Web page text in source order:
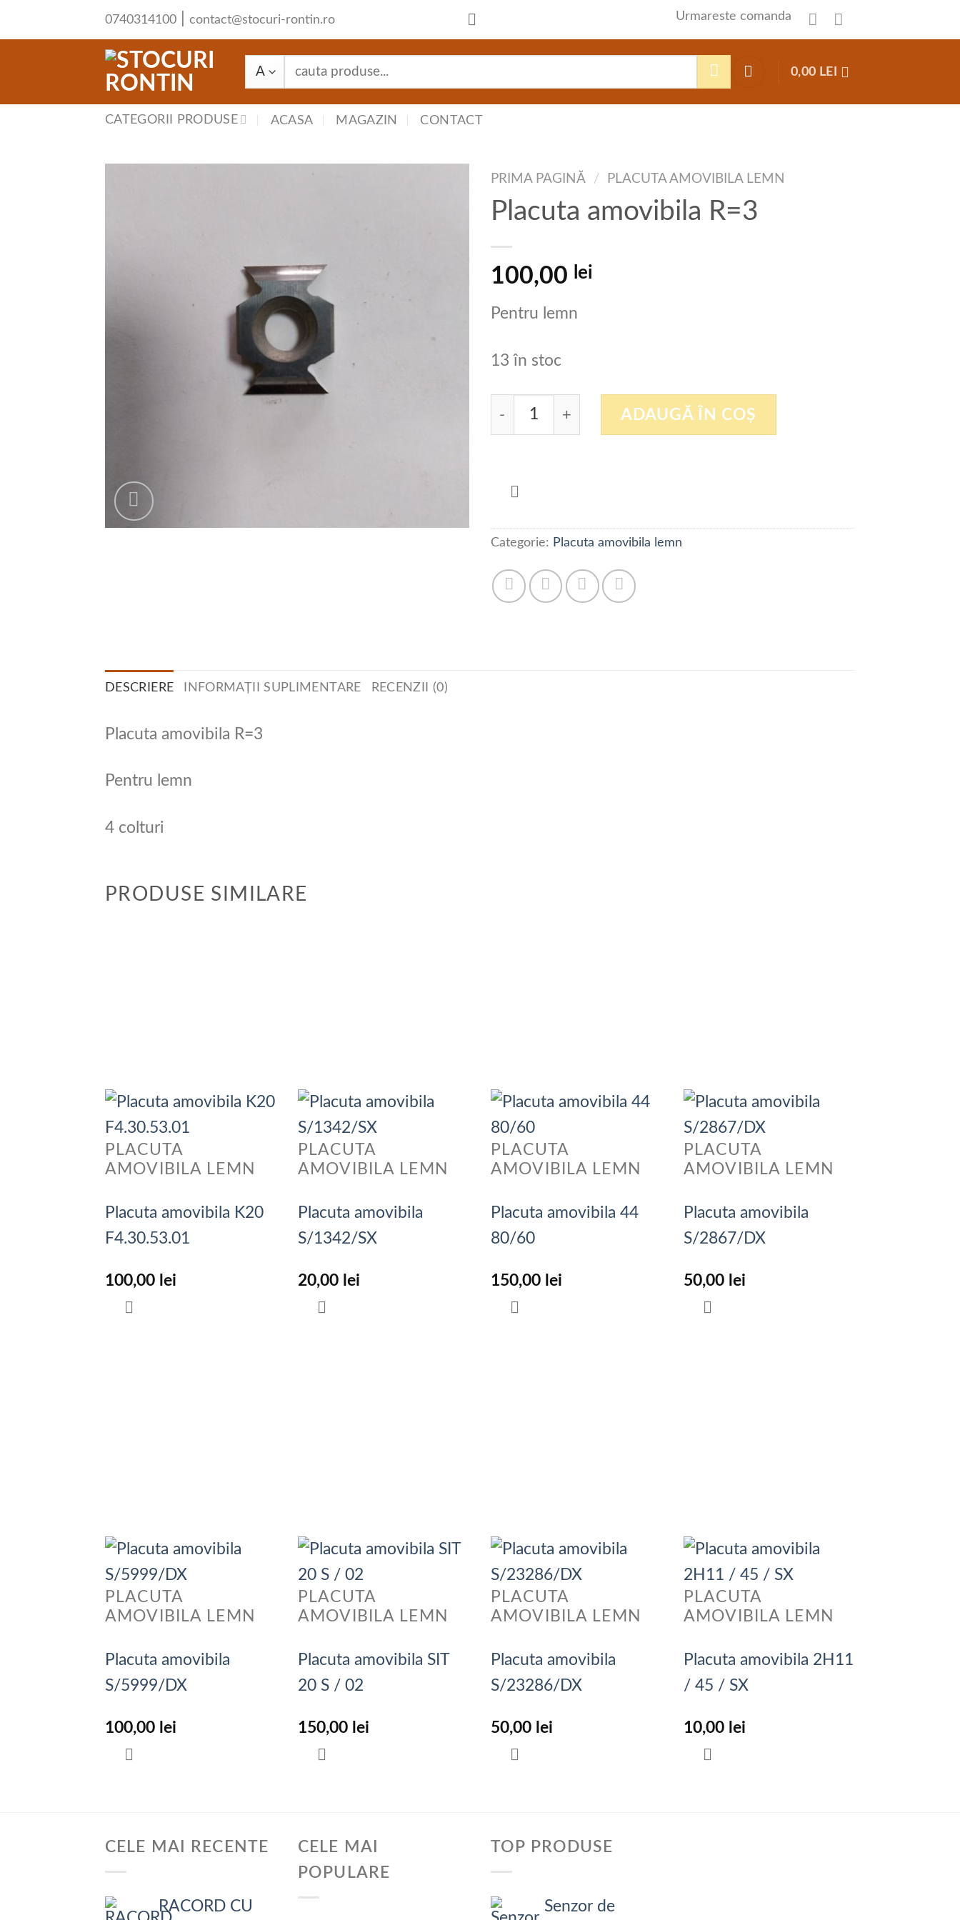
to
0740314100 contact@stocuri-rontin.ro Urmareste comanda
0,00 LEI
CATEGORII PRODUSE ACASA MAGAZIN CONTACT
PRIMA PAGINĂ / PLACUTA AMOVIBILA LEMN
Placuta amovibila R=3
100,00 lei
Pentru lemn
13 în stoc
Cantitate Placuta amovibila R=3
ADAUGĂ ÎN COȘ
Categorie: Placuta amovibila lemn
DESCRIERE INFORMAȚII SUPLIMENTARE RECENZII (0)
Placuta amovibila R=3
Pentru lemn
4 colturi
PRODUSE SIMILARE
PLACUTA
AMOVIBILA LEMN
Placuta amovibila K20
F4.30.53.01
100,00 lei
PLACUTA
AMOVIBILA LEMN
Placuta amovibila
S/1342/SX
20,00 lei
PLACUTA
AMOVIBILA LEMN
Placuta amovibila 44
80/60
150,00 lei
PLACUTA
AMOVIBILA LEMN
Placuta amovibila
S/2867/DX
50,00 lei
PLACUTA
AMOVIBILA LEMN
Placuta amovibila
S/5999/DX
100,00 lei
PLACUTA
AMOVIBILA LEMN
Placuta amovibila SIT
20 S / 02
150,00 lei
PLACUTA
AMOVIBILA LEMN
Placuta amovibila
S/23286/DX
50,00 lei
PLACUTA
AMOVIBILA LEMN
Placuta amovibila 2H11
/ 45 / SX
10,00 lei
CELE MAI RECENTE
RACORD CU
CELE MAI
POPULARE
TOP PRODUSE
Senzor de